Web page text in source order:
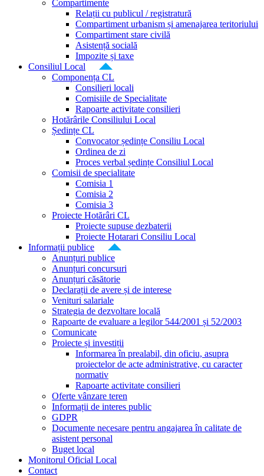
Compartimente
Relații cu publicul / registratură
Compartiment urbanism și amenajarea teritoriului
Compartiment stare civilă
Asistență socială
Impozite și taxe
Consiliul Local
Componența CL
Consilieri locali
Comisiile de Specialitate
Rapoarte activitate consilieri
Hotărârile Consiliului Local
Ședințe CL
Convocator ședințe Consiliu Local
Ordinea de zi
Proces verbal ședințe Consiliul Local
Comisii de specialitate
Comisia 1
Comisia 2
Comisia 3
Proiecte Hotărâri CL
Proiecte supuse dezbaterii
Proiecte Hotarari Consiliu Local
Informații publice
Anunțuri publice
Anunțuri concursuri
Anunțuri căsătorie
Declarații de avere și de interese
Venituri salariale
Strategia de dezvoltare locală
Rapoarte de evaluare a legilor 544/2001 și 52/2003
Comunicate
Proiecte și investiții
Informarea în prealabil, din oficiu, asupra
proiectelor de acte administrative, cu caracter
normativ
Rapoarte activitate consilieri
Oferte vânzare teren
Informații de interes public
GDPR
Documente necesare pentru angajarea în calitate de
asistent personal
Buget local
Monitorul Oficial Local
Contact